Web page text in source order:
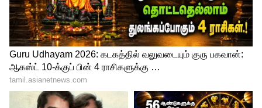
கியூலாக் மேனுவல் கியர்பாக்ஸுடன் 10.5
வினாடிகளில் 0 முதல் 100 கிமீ வேகத்தை
எட்டும் மற்றும் அதிகபட்சமாக 188 கிமீ
வேகத்தை எட்டும்.